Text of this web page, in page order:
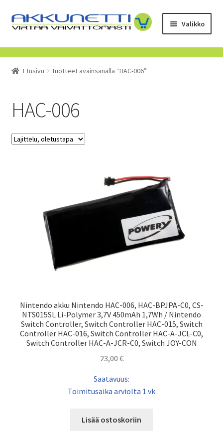
Siirry
navigointiin
Siirry
sisältöön
Valikko
Kauppa
Tietoa meistä
Yrityksille
Etusivu Tuotteet avainsanalla “HAC-006”
HAC-006
Nintendo akku Nintendo HAC-006, HAC-BPJPA-C0, CS-
NTS015SL Li-Polymer 3,7V 450mAh 1,7Wh / Nintendo
Switch Controller, Switch Controller HAC-015, Switch
Controller HAC-016, Switch Controller HAC-A-JCL-C0,
Switch Controller HAC-A-JCR-C0, Switch JOY-CON
23,00 €
Saatavuus:
Toimitusaika arviolta 1 vk
Lisää ostoskoriin